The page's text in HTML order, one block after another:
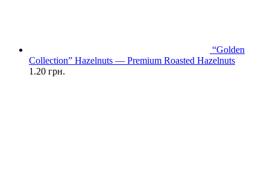
“Golden
Collection” Hazelnuts — Premium Roasted Hazelnuts
1.20 грн.